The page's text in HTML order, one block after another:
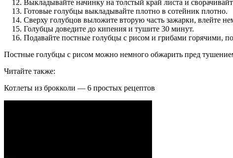
Выкладывайте начинку на толстый край листа и
Готовые голубцы выкладывайте плотно в сотейник плотно.
Сверху голубцов выложите вторую часть зажарки, влейте
Голубцы доведите до кипения и тушите 30 минут.
Подавайте постные голубцы с рисом и грибами горячими,
Постные голубцы с рисом можно немного обжарить пред
Читайте также:
Котлеты из брокколи — 6 простых рецептов